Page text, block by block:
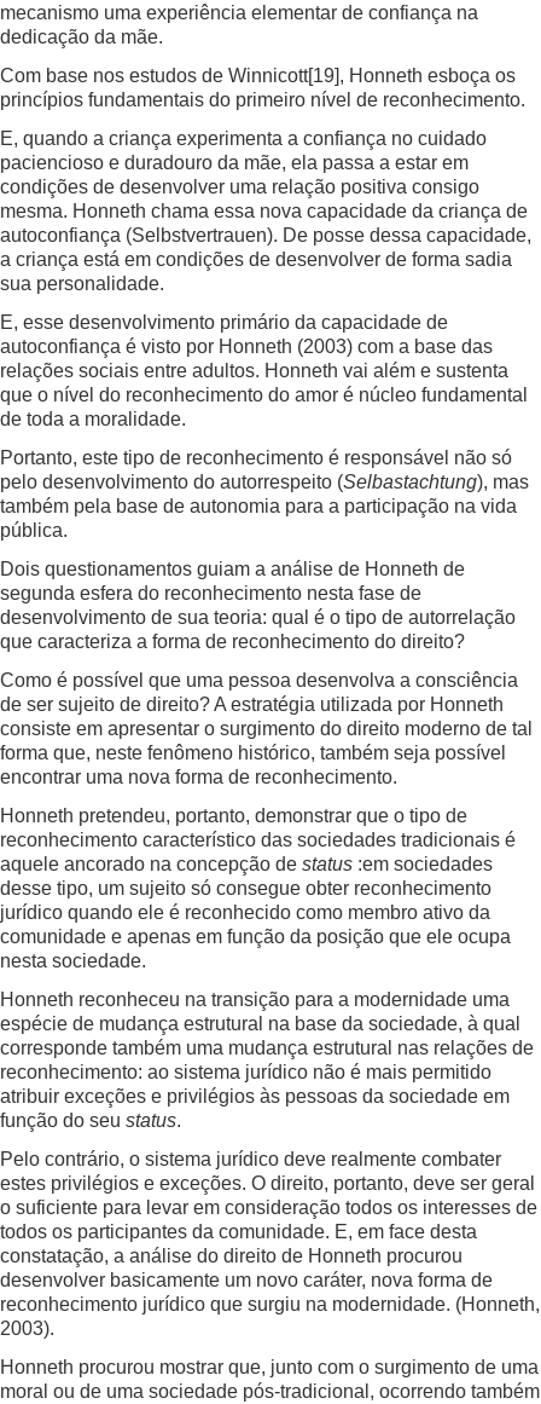
mecanismo uma experiência elementar de confiança na
dedicação da mãe.
Com base nos estudos de Winnicott[19], Honneth esboça os
princípios fundamentais do primeiro nível de reconhecimento.
E, quando a criança experimenta a confiança no cuidado
paciencioso e duradouro da mãe, ela passa a estar em
condições de desenvolver uma relação positiva consigo
mesma. Honneth chama essa nova capacidade da criança de
autoconfiança (Selbstvertrauen). De posse dessa capacidade,
a criança está em condições de desenvolver de forma sadia
sua personalidade.
E, esse desenvolvimento primário da capacidade de
autoconfiança é visto por Honneth (2003) com a base das
relações sociais entre adultos. Honneth vai além e sustenta
que o nível do reconhecimento do amor é núcleo fundamental
de toda a moralidade.
Portanto, este tipo de reconhecimento é responsável não só
pelo desenvolvimento do autorrespeito (Selbastachtung), mas
também pela base de autonomia para a participação na vida
pública.
Dois questionamentos guiam a análise de Honneth de
segunda esfera do reconhecimento nesta fase de
desenvolvimento de sua teoria: qual é o tipo de autorrelação
que caracteriza a forma de reconhecimento do direito?
Como é possível que uma pessoa desenvolva a consciência
de ser sujeito de direito? A estratégia utilizada por Honneth
consiste em apresentar o surgimento do direito moderno de tal
forma que, neste fenômeno histórico, também seja possível
encontrar uma nova forma de reconhecimento.
Honneth pretendeu, portanto, demonstrar que o tipo de
reconhecimento característico das sociedades tradicionais é
aquele ancorado na concepção de status :em sociedades
desse tipo, um sujeito só consegue obter reconhecimento
jurídico quando ele é reconhecido como membro ativo da
comunidade e apenas em função da posição que ele ocupa
nesta sociedade.
Honneth reconheceu na transição para a modernidade uma
espécie de mudança estrutural na base da sociedade, à qual
corresponde também uma mudança estrutural nas relações de
reconhecimento: ao sistema jurídico não é mais permitido
atribuir exceções e privilégios às pessoas da sociedade em
função do seu status.
Pelo contrário, o sistema jurídico deve realmente combater
estes privilégios e exceções. O direito, portanto, deve ser geral
o suficiente para levar em consideração todos os interesses de
todos os participantes da comunidade. E, em face desta
constatação, a análise do direito de Honneth procurou
desenvolver basicamente um novo caráter, nova forma de
reconhecimento jurídico que surgiu na modernidade. (Honneth,
2003).
Honneth procurou mostrar que, junto com o surgimento de uma
moral ou de uma sociedade pós-tradicional, ocorrendo também